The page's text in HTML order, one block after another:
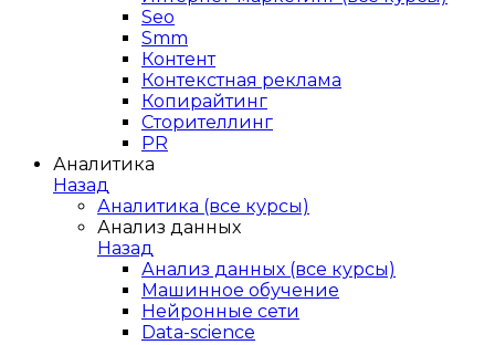
Seo
Smm
Контент
Контекстная реклама
Копирайтинг
Сторителлинг
PR
Аналитика
Назад
Аналитика (все курсы)
Анализ данных
Назад
Анализ данных (все курсы)
Машинное обучение
Нейронные сети
Data-science